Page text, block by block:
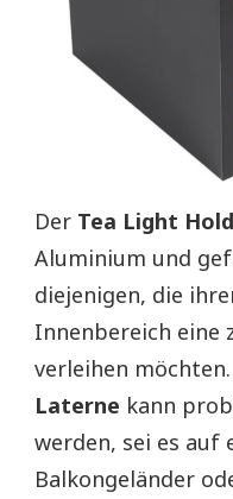
Der Tea Light
Aluminium und
diejenigen, die
Innenbereich eine
verleihen möchten.
Laterne kann
werden, sei es auf
Balkongeländer